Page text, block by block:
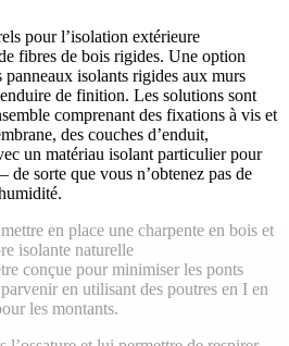
pour l’isolation extérieure
fibres de bois rigides. Une option
panneaux isolants rigides aux murs
de finition. Les solutions sont
comprenant des fixations à vis et
des couches d’enduit,
un matériau isolant particulier pour
de sorte que vous n’obtenez pas de
en place une charpente en bois et
isolante naturelle
conçue pour minimiser les ponts
en utilisant des poutres en I en
les montants.